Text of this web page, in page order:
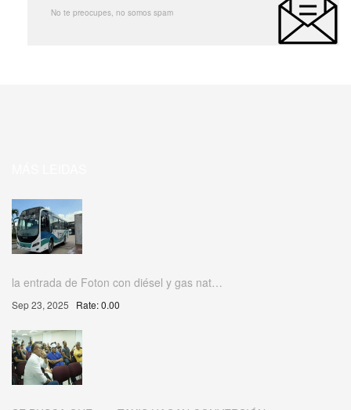
No te preocupes, no somos spam
la entrada de Foton con diésel y gas nat…
Sep 23, 2025 Rate: 0.00